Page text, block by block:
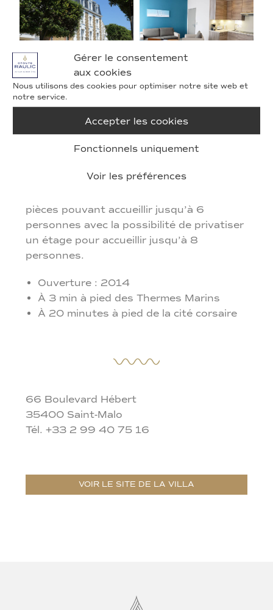
Gérer le consentement
aux cookies
Nous utilisons des cookies pour optimiser notre site web et
notre service.
Accepter les cookies
Fonctionnels uniquement
Voir les préférences
entièrement équipéspour un séjour d’une
pièces pouvant accueillir jusqu’à 6
personnes avec la possibilité de privatiser
un étage pour accueillir jusqu’à 8
personnes.
Ouverture : 2014
À 3 min à pied des Thermes Marins
À 20 minutes à pied de la cité corsaire
66 Boulevard Hébert
35400 Saint-Malo
Tél. +33 2 99 40 75 16
VOIR LE SITE DE LA VILLA